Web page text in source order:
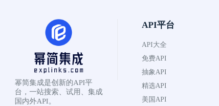
幂简集成是创新的API平
台，一站搜索、试用、集成
国内外API。
API平台
API大全
免费API
抽象API
精选API
美国API